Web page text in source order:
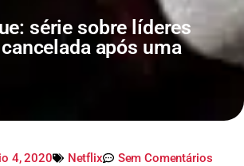
série sobre líderes
após uma
4, 2020 Netflix Sem Comentários